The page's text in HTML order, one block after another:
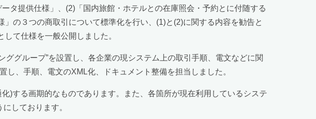
タ提供仕様」、(2)「国内旅館・ホテルとの在庫照会・予約とに付随する
の３つの商取引について標準化を行い、(1)と(2)に関する内容を勧告と
て仕様を一般公開しました。
グループ”を設置し、各企業の現システム上の取引手順、電文などに関
、手順、電文のXML化、ドキュメント整備を担当しました。
)する画期的なものであります。また、各箇所が現在利用しているシステ
しております。